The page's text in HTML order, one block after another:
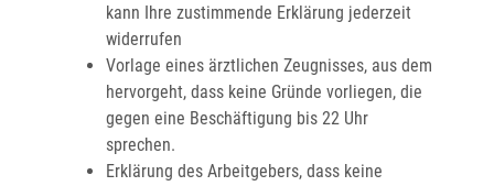
kann Ihre zustimmende Erklärung jederzeit
widerrufen
Vorlage eines ärztlichen Zeugnisses, aus dem
hervorgeht, dass keine Gründe vorliegen, die
gegen eine Beschäftigung bis 22 Uhr
sprechen.
Erklärung des Arbeitgebers, dass keine